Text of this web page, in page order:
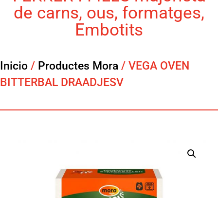
de carns, ous, formatges,
Embotits
Inicio / Productes Mora / VEGA OVEN
BITTERBAL DRAADJESV